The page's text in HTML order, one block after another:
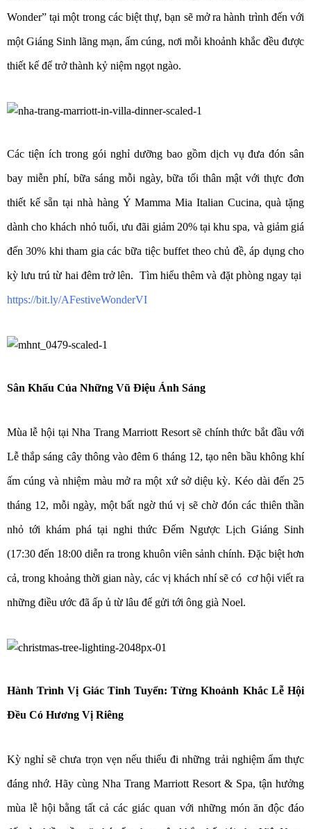
Wonder” tại một trong các biệt thự, bạn sẽ mở ra hành trình đến với
một Giáng Sinh lãng mạn, ấm cúng, nơi mỗi khoảnh khắc đều được
thiết kế để trở thành kỷ niệm ngọt ngào.
Các tiện ích trong gói nghỉ dưỡng bao gồm dịch vụ đưa đón sân
bay miễn phí, bữa sáng mỗi ngày, bữa tối thân mật với thực đơn
thiết kế sẵn tại nhà hàng Ý Mamma Mia Italian Cucina, quà tặng
dành cho khách nhỏ tuổi, ưu đãi giảm 20% tại khu spa, và giảm giá
đến 30% khi tham gia các bữa tiệc buffet theo chủ đề, áp dụng cho
kỳ lưu trú từ hai đêm trở lên. Tìm hiểu thêm và đặt phòng ngay tại
https://bit.ly/AFestiveWonderVI
Sân Khấu Của Những Vũ Điệu Ánh Sáng
Mùa lễ hội tại Nha Trang Marriott Resort sẽ chính thức bắt đầu với
Lễ thắp sáng cây thông vào đêm 6 tháng 12, tạo nên bầu không khí
ấm cúng và nhiệm màu mở ra một xứ sở diệu kỳ. Kéo dài đến 25
tháng 12, mỗi ngày, một bất ngờ thú vị sẽ chờ đón các thiên thần
nhỏ tới khám phá tại nghi thức Đếm Ngược Lịch Giáng Sinh
(17:30 đến 18:00 diễn ra trong khuôn viên sảnh chính. Đặc biệt hơn
cả, trong khoảng thời gian này, các vị khách nhí sẽ có cơ hội viết ra
những điều ước đã ấp ủ từ lâu để gửi tới ông già Noel.
Hành Trình Vị Giác Tinh Tuyển: Từng Khoảnh Khắc Lễ Hội
Đều Có Hương Vị Riêng
Kỳ nghỉ sẽ chưa trọn vẹn nếu thiếu đi những trải nghiệm ẩm thực
đáng nhớ. Hãy cùng Nha Trang Marriott Resort & Spa, tận hưởng
mùa lễ hội bằng tất cả các giác quan với những món ăn độc đáo